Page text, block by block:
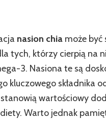
nasion chia może być
tych, którzy cierpią na
3. Nasiona te są
kluczowego składnika
stanowią wartościowy
Warto jednak